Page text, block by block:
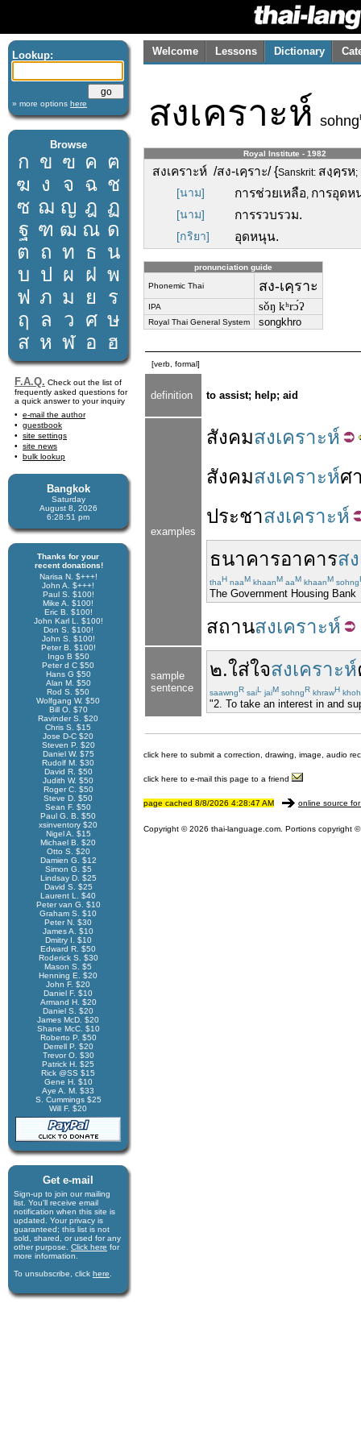
Lookup:
» more options here
Browse
ก ข ฃ ค ฅ
ฆ ง จ ฉ ช
ซ ฌ ญ ฎ ฏ
ฐ ฑ ฒ ณ ด
ต ถ ท ธ น
บ ป ผ ฝ พ
ฟ ภ ม ย
ร
ฤ
ล ว ศ ษ
ส ห ฬ อ ฮ
F.A.Q. Check out the list of
frequently asked questions for
a quick answer to your inquiry
e-mail the author
guestbook
site settings
site news
bulk lookup
Bangkok
Saturday
August 8, 2026
6:28:51 pm
Thanks for your
recent donations!
Narisa N. $+++!
John A. $+++!
Paul S. $100!
Mike A. $100!
Eric B. $100!
John Karl L. $100!
Don S. $100!
John S. $100!
Peter B. $100!
Ingo B $50
Peter d C $50
Hans G $50
Alan M. $50
Rod S. $50
Wolfgang W. $50
Bill O. $70
Ravinder S. $20
Chris S. $15
Jose D-C $20
Steven P. $20
Daniel W. $75
Rudolf M. $30
David R. $50
Judith W. $50
Roger C. $50
Steve D. $50
Sean F. $50
Paul G. B. $50
xsinventory $20
Nigel A. $15
Michael B. $20
Otto S. $20
Damien G. $12
Simon G. $5
Lindsay D. $25
David S. $25
Laurent L. $40
Peter van G. $10
Graham S. $10
Peter N. $30
James A. $10
Dmitry I. $10
Edward R. $50
Roderick S. $30
Mason S. $5
Henning E. $20
John F. $20
Daniel F. $10
Armand H. $20
Daniel S. $20
James McD. $20
Shane McC. $10
Roberto P. $50
Derrell P. $20
Trevor O. $30
Patrick H. $25
Rick @SS $15
Gene H. $10
Aye A. M. $33
S. Cummings $25
Will F. $20
Get e-mail
Sign-up to join our mail­ing
list. You'll receive e­mail
notification when this site is
updated. Your privacy is
guaran­teed; this list is not
sold, shared, or used for any
other purpose. Click here for
more infor­mation.
To unsubscribe, click here
Welcome Lessons Dictionary
สงเคราะห์ sohng
Royal Institute - 1982
สงเคราะห์ /สง-เคฺราะ/ {Sanskrit: สงฺคฺรห;
[นาม] การช่วยเหลือ, การอุดห
[นาม] การรวบรวม.
[กริยา] อุดหนุน.
pronunciation guide
Phonemic Thai สง-เคฺราะ
IPA sǒŋ kʰrɔ́ʔ
Royal Thai General System songkhro
[verb, formal]
definition to assist; help; aid
examples
สังคมสงเคราะห์
สังคมสงเคราะห์ศ
ประชาสงเคราะห์
ธนาคารอาคารส
thaH naaM khaanM aaM khaanM sohng
The Government Housing Bank
สถานสงเคราะห์
sample
sentence
๒.ใส่ใจสงเคราะห์
saawngR saiL jaiM sohngR khrawH
"2. To take an interest in and
click here to submit a correction, drawing, image, audio
click here to e-mail this page to a friend
page cached 8/8/2026 4:28:47 AM online source
Copyright © 2026 thai-language.com. Portions copyright